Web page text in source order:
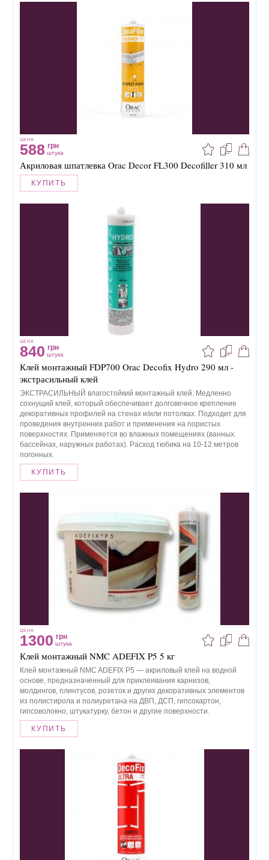
ЦЕНА
588 грн
штука
Акриловая шпатлевка Orac Decor FL300 Decofiller 310 мл
КУПИТЬ
ЦЕНА
840 грн
штука
Клей монтажный FDP700 Orac Decofix Hydro 290 мл -
экстрасильный клей
ЭКСТРАСИЛЬНЫЙ влагостойкий монтажный клей. Медленно
сохнущий клей, который обеспечивает долговечное крепление
декоративных профилей на стенах и/или потолках. Подходит для
проведения внутренних работ и применения на пористых
поверхностях. Применяется во влажных помещениях (ванных.
бассейнах, наружных работах). Расход тюбика на 10-12 метров
погонных.
КУПИТЬ
ЦЕНА
1300 грн
штука
Клей монтажный NMC ADEFIX P5 5 кг
Клей монтажный NMC ADEFIX P5 — акриловый клей на водной
основе, предназначенный для приклеивания карнизов,
молдингов, плинтусов, розеток и других декоративных элементов
из полистирола и полиуретана на ДВП, ДСП, гипсокартон,
гипсоволокно, штукатурку, бетон и другие поверхности.
КУПИТЬ